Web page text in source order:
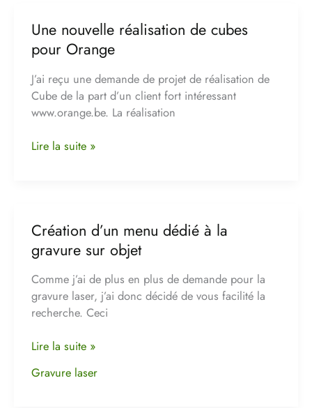
Une nouvelle réalisation de cubes
pour Orange
J’ai reçu une demande de projet de réalisation de
Cube de la part d’un client fort intéressant
www.orange.be. La réalisation
Une
nouvelle
réalisation
de
cubes
pour
Lire la suite »
Création d’un menu dédié à la
gravure sur objet
Comme j’ai de plus en plus de demande pour la
gravure laser, j’ai donc décidé de vous facilité la
recherche. Ceci
Création
d’un
menu
dédié
à
la
sur
Lire la suite »
Gravure laser